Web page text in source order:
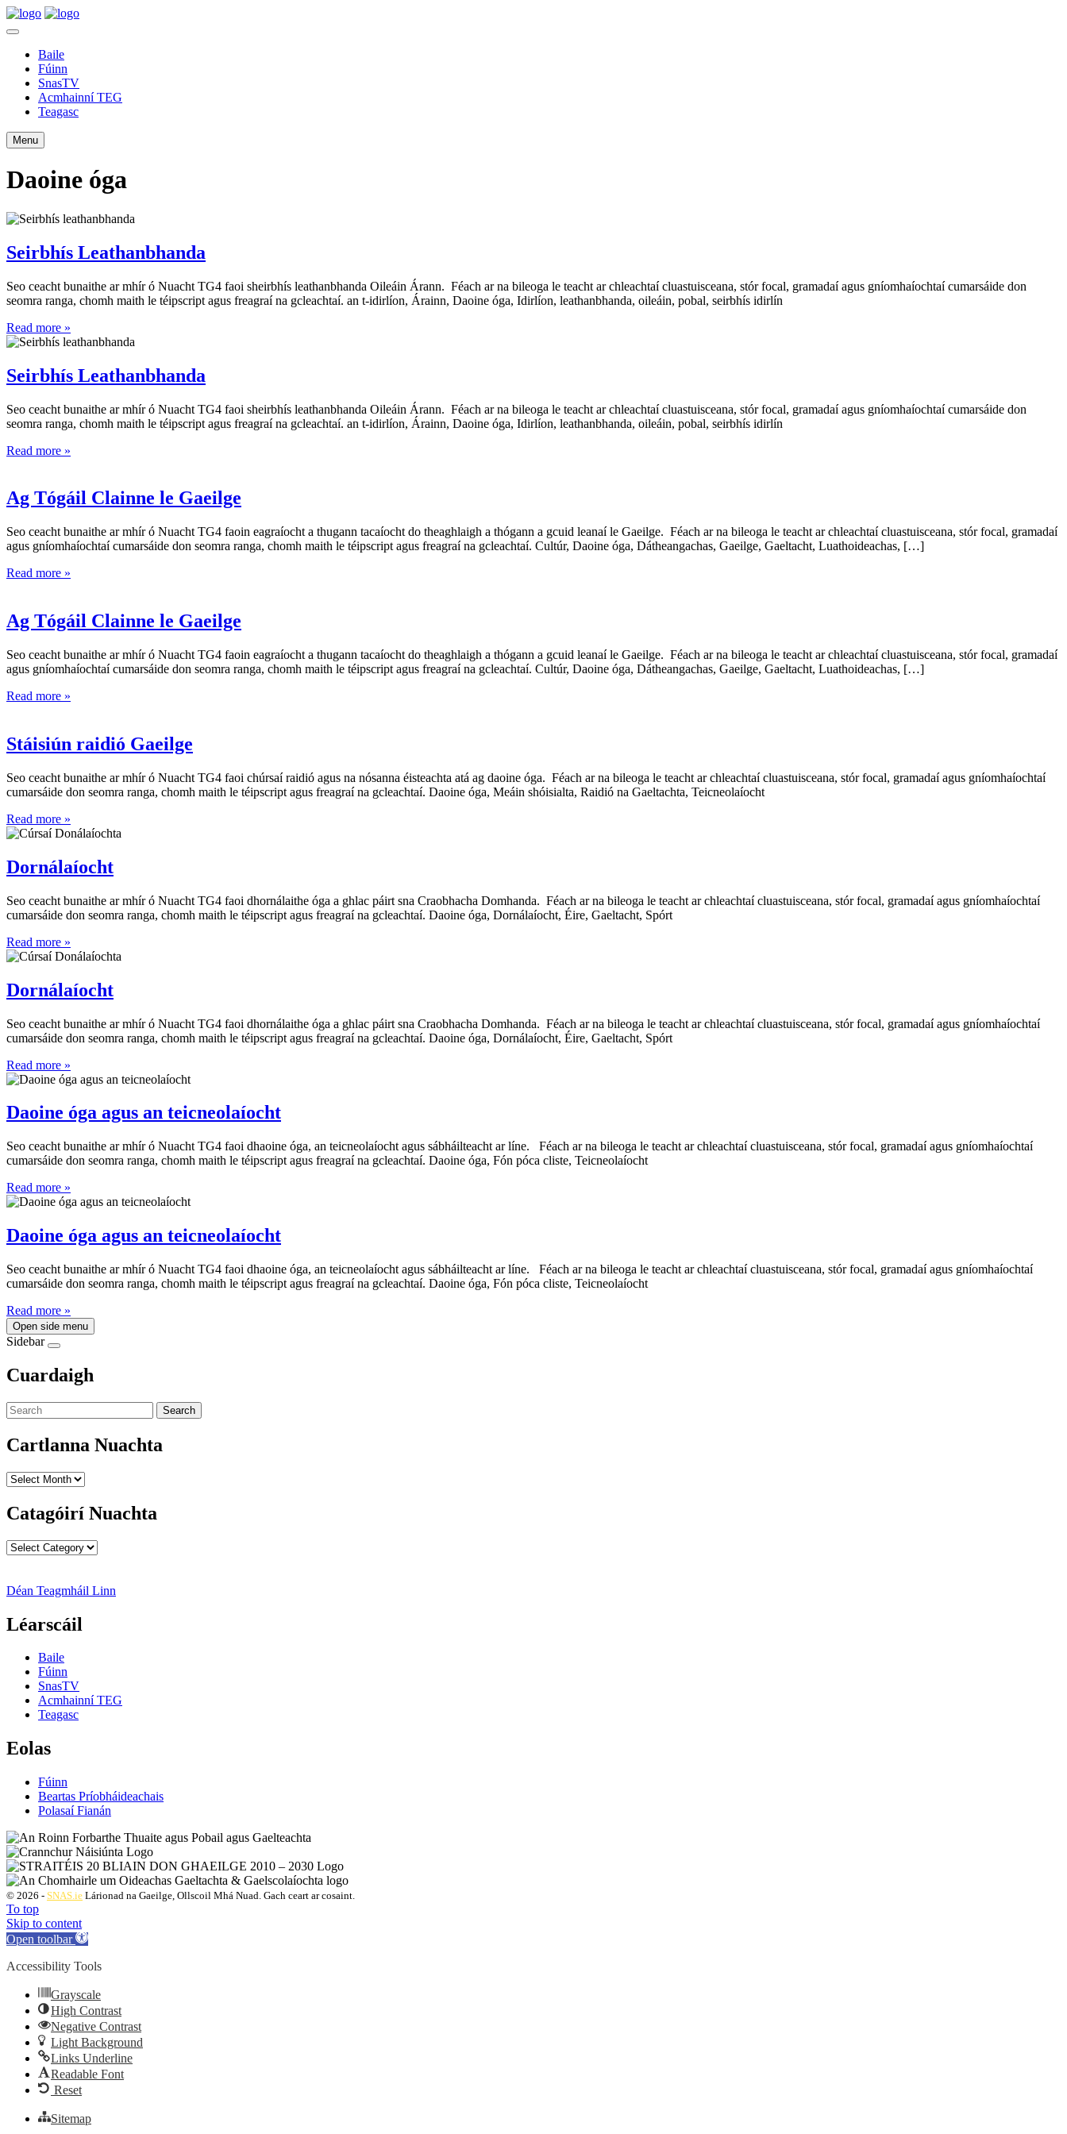
Baile
Fúinn
SnasTV
Acmhainní TEG
Teagasc
Menu
Daoine óga
Seirbhís Leathanbhanda
Seo ceacht bunaithe ar mhír ó Nuacht TG4 faoi sheirbhís leathanbhanda Oileáin Árann. Féach ar na bileoga le teacht ar chleachtaí cluastuisceana, stór focal, gramadaí agus gníomhaíochtaí cumarsáide don
seomra ranga, chomh maith le téipscript agus freagraí na gcleachtaí. an t-idirlíon, Árainn, Daoine óga, Idirlíon, leathanbhanda, oileáin, pobal, seirbhís idirlín
Read more »
Seirbhís Leathanbhanda
Seo ceacht bunaithe ar mhír ó Nuacht TG4 faoi sheirbhís leathanbhanda Oileáin Árann. Féach ar na bileoga le teacht ar chleachtaí cluastuisceana, stór focal, gramadaí agus gníomhaíochtaí cumarsáide don
seomra ranga, chomh maith le téipscript agus freagraí na gcleachtaí. an t-idirlíon, Árainn, Daoine óga, Idirlíon, leathanbhanda, oileáin, pobal, seirbhís idirlín
Read more »
Ag Tógáil Clainne le Gaeilge
Seo ceacht bunaithe ar mhír ó Nuacht TG4 faoin eagraíocht a thugann tacaíocht do theaghlaigh a thógann a gcuid leanaí le Gaeilge. Féach ar na bileoga le teacht ar chleachtaí cluastuisceana, stór focal, gramadaí
agus gníomhaíochtaí cumarsáide don seomra ranga, chomh maith le téipscript agus freagraí na gcleachtaí. Cultúr, Daoine óga, Dátheangachas, Gaeilge, Gaeltacht, Luathoideachas, […]
Read more »
Ag Tógáil Clainne le Gaeilge
Seo ceacht bunaithe ar mhír ó Nuacht TG4 faoin eagraíocht a thugann tacaíocht do theaghlaigh a thógann a gcuid leanaí le Gaeilge. Féach ar na bileoga le teacht ar chleachtaí cluastuisceana, stór focal, gramadaí
agus gníomhaíochtaí cumarsáide don seomra ranga, chomh maith le téipscript agus freagraí na gcleachtaí. Cultúr, Daoine óga, Dátheangachas, Gaeilge, Gaeltacht, Luathoideachas, […]
Read more »
Stáisiún raidió Gaeilge
Seo ceacht bunaithe ar mhír ó Nuacht TG4 faoi chúrsaí raidió agus na nósanna éisteachta atá ag daoine óga. Féach ar na bileoga le teacht ar chleachtaí cluastuisceana, stór focal, gramadaí agus gníomhaíochtaí
cumarsáide don seomra ranga, chomh maith le téipscript agus freagraí na gcleachtaí. Daoine óga, Meáin shóisialta, Raidió na Gaeltachta, Teicneolaíocht
Read more »
Dornálaíocht
Seo ceacht bunaithe ar mhír ó Nuacht TG4 faoi dhornálaithe óga a ghlac páirt sna Craobhacha Domhanda. Féach ar na bileoga le teacht ar chleachtaí cluastuisceana, stór focal, gramadaí agus gníomhaíochtaí
cumarsáide don seomra ranga, chomh maith le téipscript agus freagraí na gcleachtaí. Daoine óga, Dornálaíocht, Éire, Gaeltacht, Spórt
Read more »
Dornálaíocht
Seo ceacht bunaithe ar mhír ó Nuacht TG4 faoi dhornálaithe óga a ghlac páirt sna Craobhacha Domhanda. Féach ar na bileoga le teacht ar chleachtaí cluastuisceana, stór focal, gramadaí agus gníomhaíochtaí
cumarsáide don seomra ranga, chomh maith le téipscript agus freagraí na gcleachtaí. Daoine óga, Dornálaíocht, Éire, Gaeltacht, Spórt
Read more »
Daoine óga agus an teicneolaíocht
Seo ceacht bunaithe ar mhír ó Nuacht TG4 faoi dhaoine óga, an teicneolaíocht agus sábháilteacht ar líne. Féach ar na bileoga le teacht ar chleachtaí cluastuisceana, stór focal, gramadaí agus gníomhaíochtaí
cumarsáide don seomra ranga, chomh maith le téipscript agus freagraí na gcleachtaí. Daoine óga, Fón póca cliste, Teicneolaíocht
Read more »
Daoine óga agus an teicneolaíocht
Seo ceacht bunaithe ar mhír ó Nuacht TG4 faoi dhaoine óga, an teicneolaíocht agus sábháilteacht ar líne. Féach ar na bileoga le teacht ar chleachtaí cluastuisceana, stór focal, gramadaí agus gníomhaíochtaí
cumarsáide don seomra ranga, chomh maith le téipscript agus freagraí na gcleachtaí. Daoine óga, Fón póca cliste, Teicneolaíocht
Read more »
Open side menu
Sidebar
Cuardaigh
Search
Cartlanna Nuachta
Cartlanna
Catagóirí Nuachta
Catagóirí
Déan Teagmháil Linn
Léarscáil
Baile
Fúinn
SnasTV
Acmhainní TEG
Teagasc
Eolas
Fúinn
Beartas Príobháideachais
Polasaí Fianán
© 2026 - SNAS.ie Lárionad na Gaeilge, Ollscoil Mhá Nuad. Gach ceart ar cosaint.
To top
Skip to content
Open toolbar
Accessibility Tools
Grayscale
High Contrast
Negative Contrast
Light Background
Links Underline
Readable Font
Reset
Sitemap